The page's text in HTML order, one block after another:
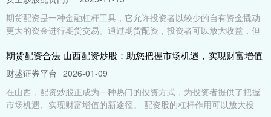
期货配资是一种金融杠杆工具，它允许投资者以较少的自有资金撬动
更大的资金进行期货交易。通过期货配资，投资者可以放大收益，但
期货配资合法 山西配资炒股：助您把握市场机遇，实现财富增值
财盛证券平台 2026-01-09
在山西，配资炒股正成为一种热门的投资方式，为投资者提供了把握
市场机遇、实现财富增值的新途径。 配资股的杠杆作用可以放大投